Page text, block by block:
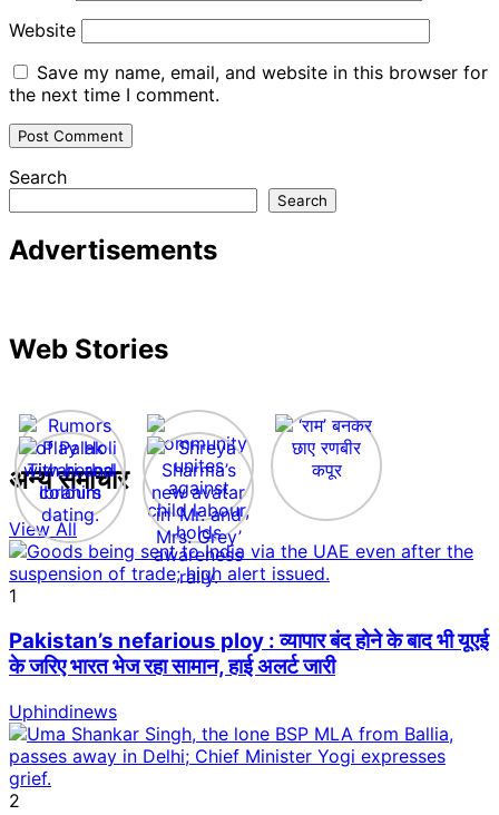
Website
Save my name, email, and website in this browser for
the next time I comment.
Search
Search
Advertisements
Web Stories
अन्य समाचार
View All
1
Pakistan’s nefarious ploy : व्यापार बंद होने के बाद भी यूएई
के जरिए भारत भेज रहा सामान, हाई अलर्ट जारी
Uphindinews
2